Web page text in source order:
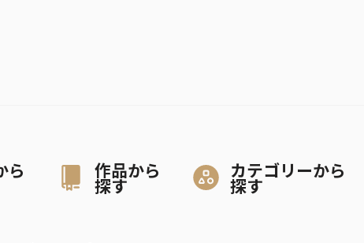
ら 作品から
探す
カテゴリーから
探す